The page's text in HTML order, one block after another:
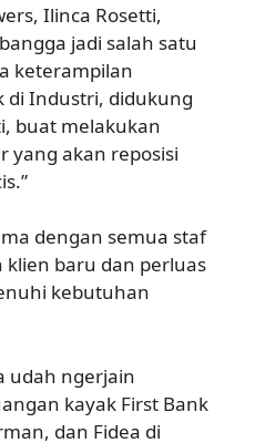
Ilinca Rosetti,
jadi salah satu
keterampilan
di Industri, didukung
buat melakukan
yang akan reposisi
dengan semua staf
baru dan perluas
kebutuhan
udah ngerjain
kayak First Bank
dan Fidea di